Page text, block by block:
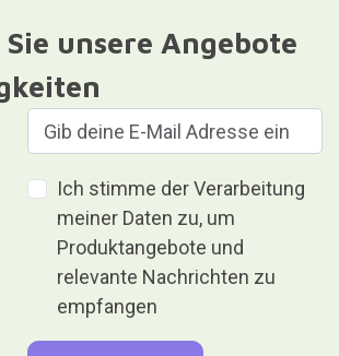
unsere Angebote
Ich stimme der Verarbeitung
meiner Daten zu, um
Produktangebote und
relevante Nachrichten zu
empfangen